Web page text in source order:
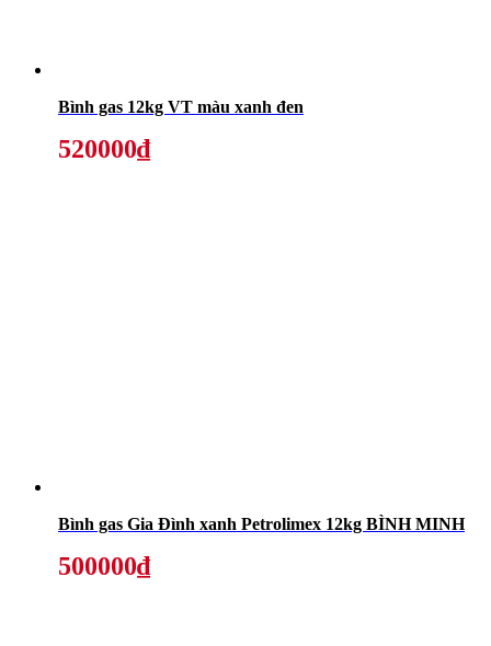
Bình gas 12kg VT màu xanh đen
520000₫
Bình gas Gia Đình xanh Petrolimex 12kg BÌNH MINH
500000₫